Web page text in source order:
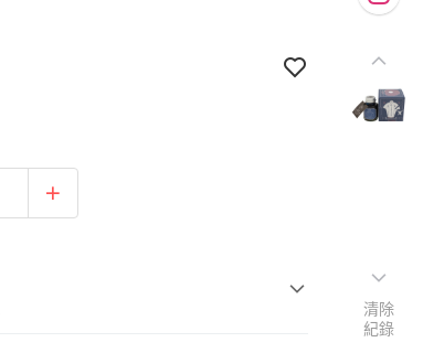
清除
紀錄